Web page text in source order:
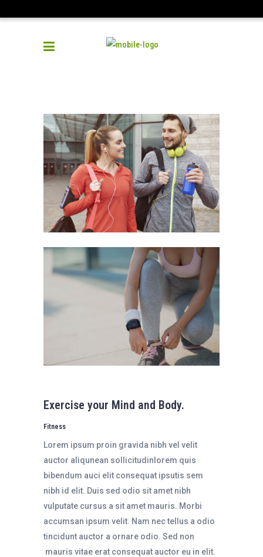
Exercise your Mind and Body.
Fitness
Lorem ipsum proin gravida nibh vel velit
auctor aliqunean sollicitudinlorem quis
bibendum auci elit consequat ipsutis sem
nibh id elit. Duis sed odio sit amet nibh
vulputate cursus a sit amet mauris. Morbi
accumsan ipsum velit. Nam nec tellus a odio
tincidunt auctor a ornare odio. Sed non
mauris vitae erat consequat auctor eu in elit.